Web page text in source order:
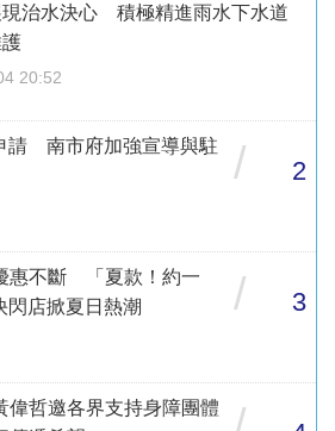
現治水決心 積極精進雨水下水道
20:52
請 南市府加強宣導與駐
/ 2
惠不斷 「夏款！約一
閃店掀夏日熱潮
/ 3
哲邀各界支持身障團體